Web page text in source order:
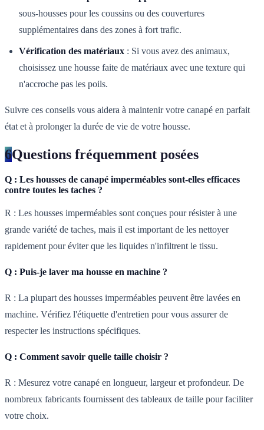
sous-housses pour les coussins ou des couvertures
supplémentaires dans des zones à fort trafic.
Vérification des matériaux : Si vous avez des animaux,
choisissez une housse faite de matériaux avec une texture qui
n'accroche pas les poils.
Suivre ces conseils vous aidera à maintenir votre canapé en parfait
état et à prolonger la durée de vie de votre housse.
6Questions fréquemment posées
Q : Les housses de canapé imperméables sont-elles efficaces
contre toutes les taches ?
R : Les housses imperméables sont conçues pour résister à une
grande variété de taches, mais il est important de les nettoyer
rapidement pour éviter que les liquides n'infiltrent le tissu.
Q : Puis-je laver ma housse en machine ?
R : La plupart des housses imperméables peuvent être lavées en
machine. Vérifiez l'étiquette d'entretien pour vous assurer de
respecter les instructions spécifiques.
Q : Comment savoir quelle taille choisir ?
R : Mesurez votre canapé en longueur, largeur et profondeur. De
nombreux fabricants fournissent des tableaux de taille pour faciliter
votre choix.